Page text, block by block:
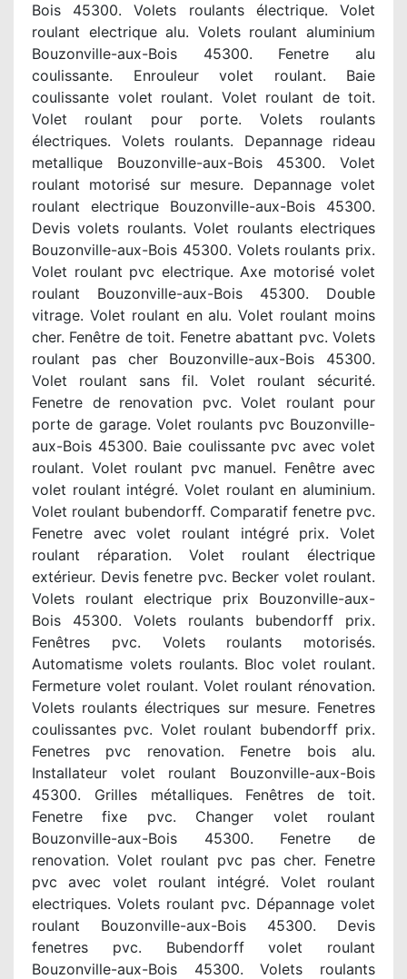
Bois 45300. Volets roulants électrique. Volet
roulant electrique alu. Volets roulant aluminium
Bouzonville-aux-Bois 45300. Fenetre alu
coulissante. Enrouleur volet roulant. Baie
coulissante volet roulant. Volet roulant de toit.
Volet roulant pour porte. Volets roulants
électriques. Volets roulants. Depannage rideau
metallique Bouzonville-aux-Bois 45300. Volet
roulant motorisé sur mesure. Depannage volet
roulant electrique Bouzonville-aux-Bois 45300.
Devis volets roulants. Volet roulants electriques
Bouzonville-aux-Bois 45300. Volets roulants prix.
Volet roulant pvc electrique. Axe motorisé volet
roulant Bouzonville-aux-Bois 45300. Double
vitrage. Volet roulant en alu. Volet roulant moins
cher. Fenêtre de toit. Fenetre abattant pvc. Volets
roulant pas cher Bouzonville-aux-Bois 45300.
Volet roulant sans fil. Volet roulant sécurité.
Fenetre de renovation pvc. Volet roulant pour
porte de garage. Volet roulants pvc Bouzonville-
aux-Bois 45300. Baie coulissante pvc avec volet
roulant. Volet roulant pvc manuel. Fenêtre avec
volet roulant intégré. Volet roulant en aluminium.
Volet roulant bubendorff. Comparatif fenetre pvc.
Fenetre avec volet roulant intégré prix. Volet
roulant réparation. Volet roulant électrique
extérieur. Devis fenetre pvc. Becker volet roulant.
Volets roulant electrique prix Bouzonville-aux-
Bois 45300. Volets roulants bubendorff prix.
Fenêtres pvc. Volets roulants motorisés.
Automatisme volets roulants. Bloc volet roulant.
Fermeture volet roulant. Volet roulant rénovation.
Volets roulants électriques sur mesure. Fenetres
coulissantes pvc. Volet roulant bubendorff prix.
Fenetres pvc renovation. Fenetre bois alu.
Installateur volet roulant Bouzonville-aux-Bois
45300. Grilles métalliques. Fenêtres de toit.
Fenetre fixe pvc. Changer volet roulant
Bouzonville-aux-Bois 45300. Fenetre de
renovation. Volet roulant pvc pas cher. Fenetre
pvc avec volet roulant intégré. Volet roulant
electriques. Volets roulant pvc. Dépannage volet
roulant Bouzonville-aux-Bois 45300. Devis
fenetres pvc. Bubendorff volet roulant
Bouzonville-aux-Bois 45300. Volets roulants